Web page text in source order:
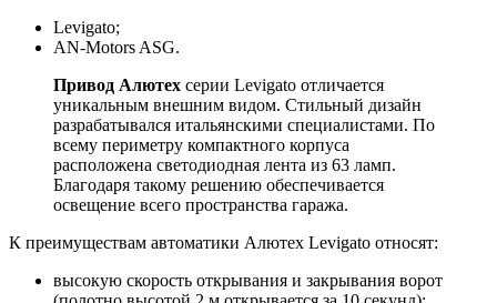
Levigato;
AN-Motors ASG.
Привод Алютех серии Levigato отличается
уникальным внешним видом. Стильный дизайн
разрабатывался итальянскими специалистами. По
всему периметру компактного корпуса
расположена светодиодная лента из 63 ламп.
Благодаря такому решению обеспечивается
освещение всего пространства гаража.
К преимуществам автоматики Алютех Levigato относят:
высокую скорость открывания и закрывания ворот